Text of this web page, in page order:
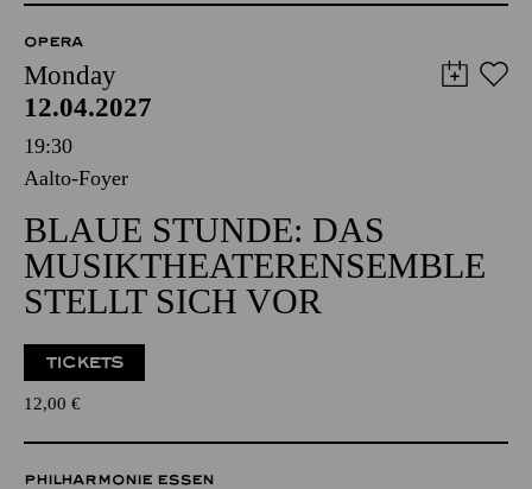
OPERA
Monday
12.04.2027
19:30
Aalto-Foyer
BLAUE STUNDE: DAS
MUSIKTHEATERENSEMBLE
STELLT SICH VOR
TICKETS
12,00 €
PHILHARMONIE ESSEN